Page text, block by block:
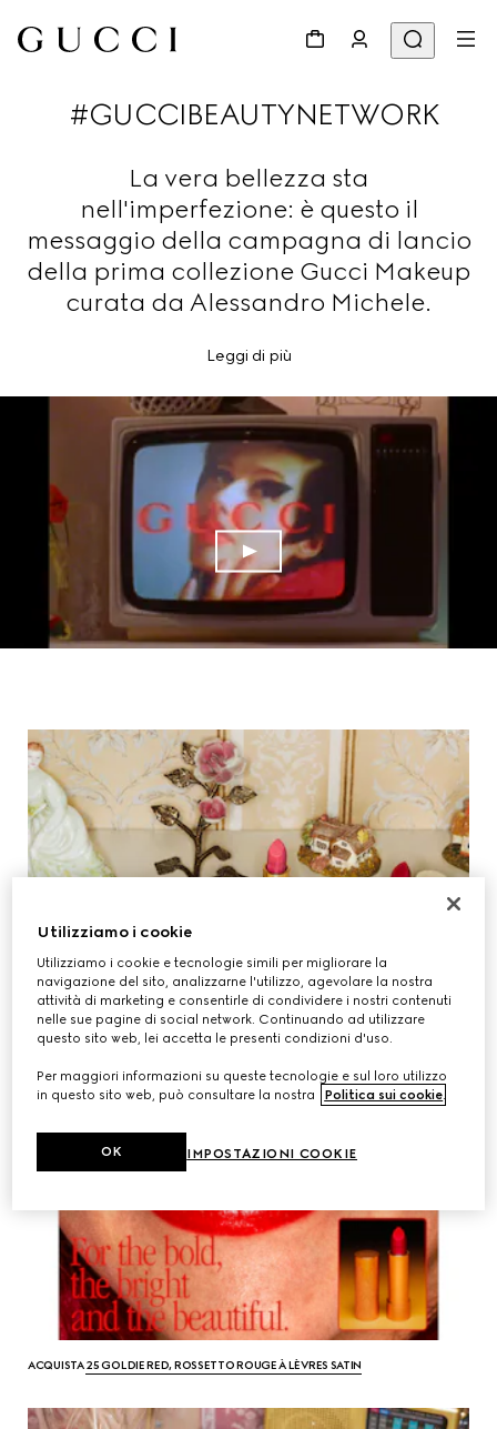
#GUCCIBEAUTYNETWORK
La vera bellezza sta
nell'imperfezione: è questo il
messaggio della campagna di lancio
della prima collezione Gucci Makeup
curata da Alessandro Michele.
Leggi di più
ACQUISTA25 GOLDIE RED, ROSSETTO ROUGE À LÈVRES SATIN
Utilizziamo i cookie
Utilizziamo i cookie e tecnologie simili per migliorare la
navigazione del sito, analizzarne l'utilizzo, agevolare la nostra
attività di marketing e consentirle di condividere i nostri contenuti
nelle sue pagine di social network. Continuando ad utilizzare
questo sito web, lei accetta le presenti condizioni d'uso.
Per maggiori informazioni su queste tecnologie e sul loro utilizzo
in questo sito web, può consultare la nostra
Politica sui cookie.
IMPOSTAZIONI COOKIE
OK